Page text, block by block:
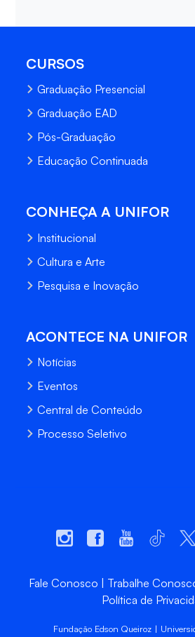
CURSOS
Graduação Presencial
Graduação EAD
Pós-Graduação
Educação Continuada
CONHEÇA A UNIFOR
Institucional
Cultura e Arte
Pesquisa e Inovação
ACONTECE NA UNIFOR
Notícias
Eventos
Central de Conteúdo
Processo Seletivo
Fale Conosco Trabalhe
Política de
Fundação Edson Queiroz |